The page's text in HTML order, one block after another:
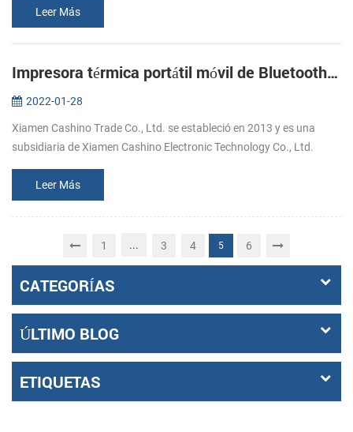
impr...Leer Más
Impresora térmica portátil móvil de Bluetooth móvil de 4 pulgadas Cashino
2022-01-28
Xiamen Cashino Trade Co., Ltd. se estableció en 2013 y es una
subsidiaria de Xiamen Cashino Electronic Technology Co., Ltd.
altamente especial...
Leer Más
1 ... 3 4 5 6
CATEGORÍAS
ÚLTIMO BLOG
ETIQUETAS